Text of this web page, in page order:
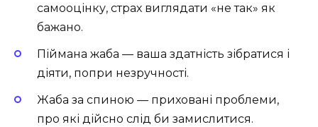
самооцінку, страх виглядати «не так» як
бажано.
Піймана жаба — ваша здатність зібратися і
діяти, попри незручності.
Жаба за спиною — приховані проблеми,
про які дійсно слід би замислитися.